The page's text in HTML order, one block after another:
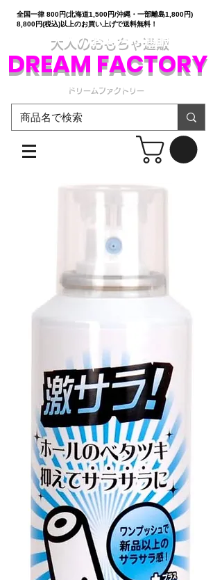
全国一律 800円(北海道1,500円/沖縄・一部離島1,800円)
8,800円(税込)以上のお買い上げで送料無料！
大人のおもちゃ通販
DREAM FACTORY
ドリームファクトリー